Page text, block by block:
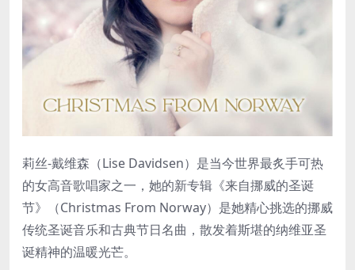
莉丝-戴维森（Lise Davidsen）是当今世界最炙手可热
的女高音歌唱家之一，她的新专辑《来自挪威的圣诞
节》（Christmas From Norway）是她精心挑选的挪威
传统圣诞音乐和古典节日名曲，散发着斯堪的纳维亚圣
诞精神的温暖光芒。